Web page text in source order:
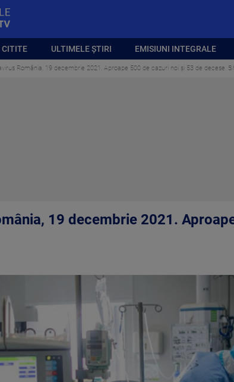
CITITE ULTIMELE ȘTIRI EMISIUNI INTEGRALE
România, 19 decembrie 2021. Aproape 500 de cazuri noi și 53 de decese.
19 decembrie 2021.